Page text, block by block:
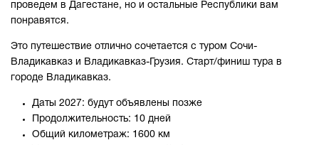
проведем в Дагестане, но и остальные Республики вам
понравятся.
Это путешествие отлично сочетается с туром Сочи-
Владикавказ и Владикавказ-Грузия. Старт/финиш тура в
городе Владикавказ.
Даты 2027: будут объявлены позже
Продолжительность: 10 дней
Общий километраж: 1600 км